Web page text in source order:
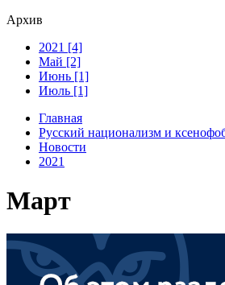
Архив
2021 [4]
Май [2]
Июнь [1]
Июль [1]
Главная
Русский национализм и
Новости
2021
Март